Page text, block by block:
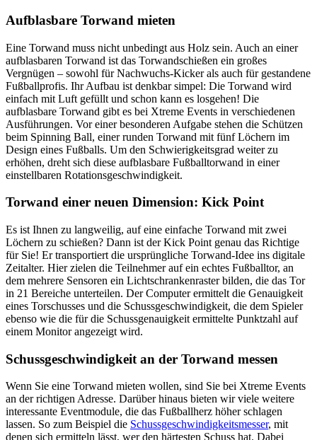
Aufblasbare Torwand mieten
Eine Torwand muss nicht unbedingt aus Holz sein. Auch an einer
aufblasbaren Torwand ist das Torwandschießen ein großes
Vergnügen – sowohl für Nachwuchs-Kicker als auch für gestandene
Fußballprofis. Ihr Aufbau ist denkbar simpel: Die Torwand wird
einfach mit Luft gefüllt und schon kann es losgehen! Die
aufblasbare Torwand gibt es bei Xtreme Events in verschiedenen
Ausführungen. Vor einer besonderen Aufgabe stehen die Schützen
beim Spinning Ball, einer runden Torwand mit fünf Löchern im
Design eines Fußballs. Um den Schwierigkeitsgrad weiter zu
erhöhen, dreht sich diese aufblasbare Fußballtorwand in einer
einstellbaren Rotationsgeschwindigkeit.
Torwand einer neuen Dimension: Kick Point
Es ist Ihnen zu langweilig, auf eine einfache Torwand mit zwei
Löchern zu schießen? Dann ist der Kick Point genau das Richtige
für Sie! Er transportiert die ursprüngliche Torwand-Idee ins digitale
Zeitalter. Hier zielen die Teilnehmer auf ein echtes Fußballtor, an
dem mehrere Sensoren ein Lichtschrankenraster bilden, die das Tor
in 21 Bereiche unterteilen. Der Computer ermittelt die Genauigkeit
eines Torschusses und die Schussgeschwindigkeit, die dem Spieler
ebenso wie die für die Schussgenauigkeit ermittelte Punktzahl auf
einem Monitor angezeigt wird.
Schussgeschwindigkeit an der Torwand messen
Wenn Sie eine Torwand mieten wollen, sind Sie bei Xtreme Events
an der richtigen Adresse. Darüber hinaus bieten wir viele weitere
interessante Eventmodule, die das Fußballherz höher schlagen
lassen. So zum Beispiel die Schussgeschwindigkeitsmesser, mit
denen sich ermitteln lässt, wer den härtesten Schuss hat. Dabei